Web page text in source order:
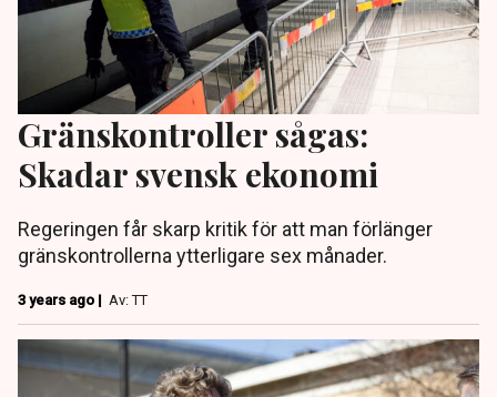
Gränskontroller sågas:
Skadar svensk ekonomi
Regeringen får skarp kritik för att man förlänger
gränskontrollerna ytterligare sex månader.
3 years ago | Av: TT